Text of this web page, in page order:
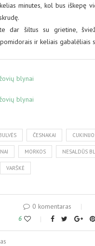
minutes, kol bus iškepę
dar šiltus su grietine,
ir keliais gabalėliais
ČESNAKAI
MORKOS NESALDŪS
VARŠKĖ
0 komentaras
6